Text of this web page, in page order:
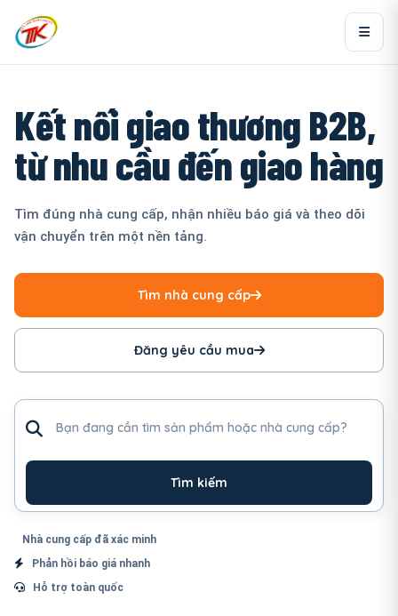
Kết nối giao thương B2B,
từ nhu cầu đến giao hàng
Tìm đúng nhà cung cấp, nhận nhiều báo giá và theo dõi
vận chuyển trên một nền tảng.
Tìm nhà cung cấp
Đăng yêu cầu mua
Tìm kiếm
Nhà cung cấp đã xác minh
Phản hồi báo giá nhanh
Hỗ trợ toàn quốc